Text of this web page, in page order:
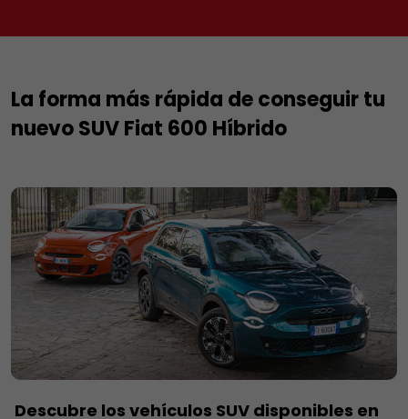
La forma más rápida de conseguir tu
nuevo SUV Fiat 600 Híbrido
Descubre los vehículos SUV disponibles en